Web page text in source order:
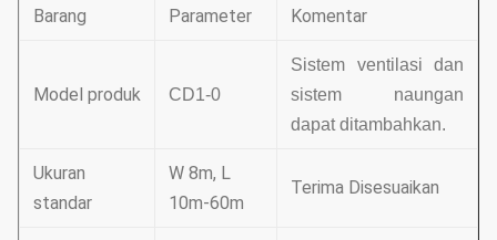
Barang Parameter Komentar
Model produk CD1-0
Sistem ventilasi dan
sistem naungan
dapat ditambahkan.
Ukuran
standar
W 8m, L
10m-60m
Terima Disesuaikan